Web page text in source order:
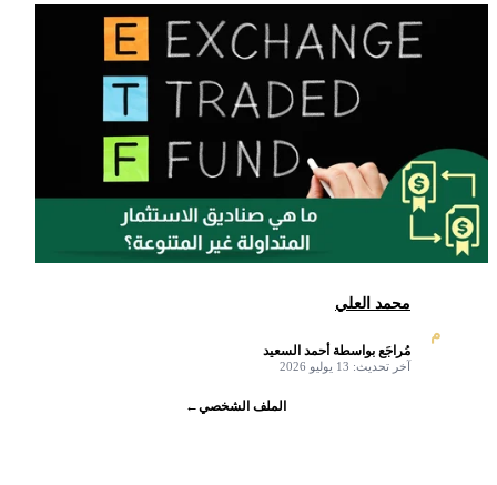
م
محمد العلي
مُراجَع بواسطة أحمد السعيد
آخر تحديث: 13 يوليو 2026
الملف الشخصي←